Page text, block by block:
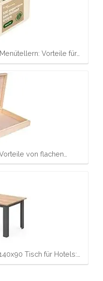
Vorteile für…
von flachen…
Tisch für Hotels:…